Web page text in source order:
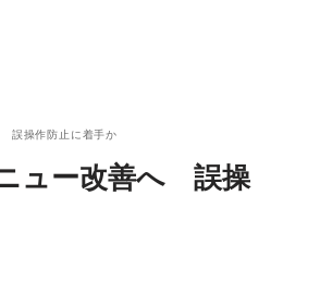
誤操作防止に着手か
ュー改善へ 誤操